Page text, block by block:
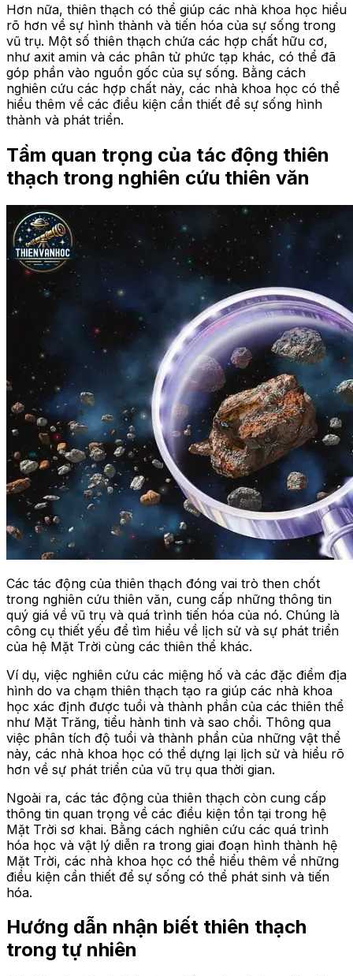
Hơn nữa, thiên thạch có thể giúp các nhà khoa học hiểu
rõ hơn về sự hình thành và tiến hóa của sự sống trong
vũ trụ. Một số thiên thạch chứa các hợp chất hữu cơ,
như axit amin và các phân tử phức tạp khác, có thể đã
góp phần vào nguồn gốc của sự sống. Bằng cách
nghiên cứu các hợp chất này, các nhà khoa học có thể
hiểu thêm về các điều kiện cần thiết để sự sống hình
thành và phát triển.
Tầm quan trọng của tác động thiên
thạch trong nghiên cứu thiên văn
Các tác động của thiên thạch đóng vai trò then chốt
trong nghiên cứu thiên văn, cung cấp những thông tin
quý giá về vũ trụ và quá trình tiến hóa của nó. Chúng là
công cụ thiết yếu để tìm hiểu về lịch sử và sự phát triển
của hệ Mặt Trời cùng các thiên thể khác.
Ví dụ, việc nghiên cứu các miệng hố và các đặc điểm địa
hình do va chạm thiên thạch tạo ra giúp các nhà khoa
học xác định được tuổi và thành phần của các thiên thể
như Mặt Trăng, tiểu hành tinh và sao chổi. Thông qua
việc phân tích độ tuổi và thành phần của những vật thể
này, các nhà khoa học có thể dựng lại lịch sử và hiểu rõ
hơn về sự phát triển của vũ trụ qua thời gian.
Ngoài ra, các tác động của thiên thạch còn cung cấp
thông tin quan trọng về các điều kiện tồn tại trong hệ
Mặt Trời sơ khai. Bằng cách nghiên cứu các quá trình
hóa học và vật lý diễn ra trong giai đoạn hình thành hệ
Mặt Trời, các nhà khoa học có thể hiểu thêm về những
điều kiện cần thiết để sự sống có thể phát sinh và tiến
hóa.
Hướng dẫn nhận biết thiên thạch
trong tự nhiên